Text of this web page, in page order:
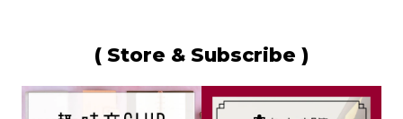
( Store & Subscribe )